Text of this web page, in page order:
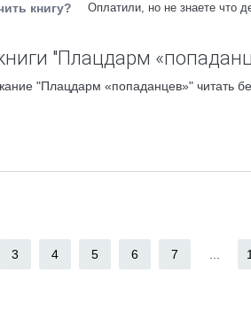
книгу? Оплатили, но не знаете что
"Плацдарм
"Плацдарм «попаданцев»" читать
3 4 5 6 7